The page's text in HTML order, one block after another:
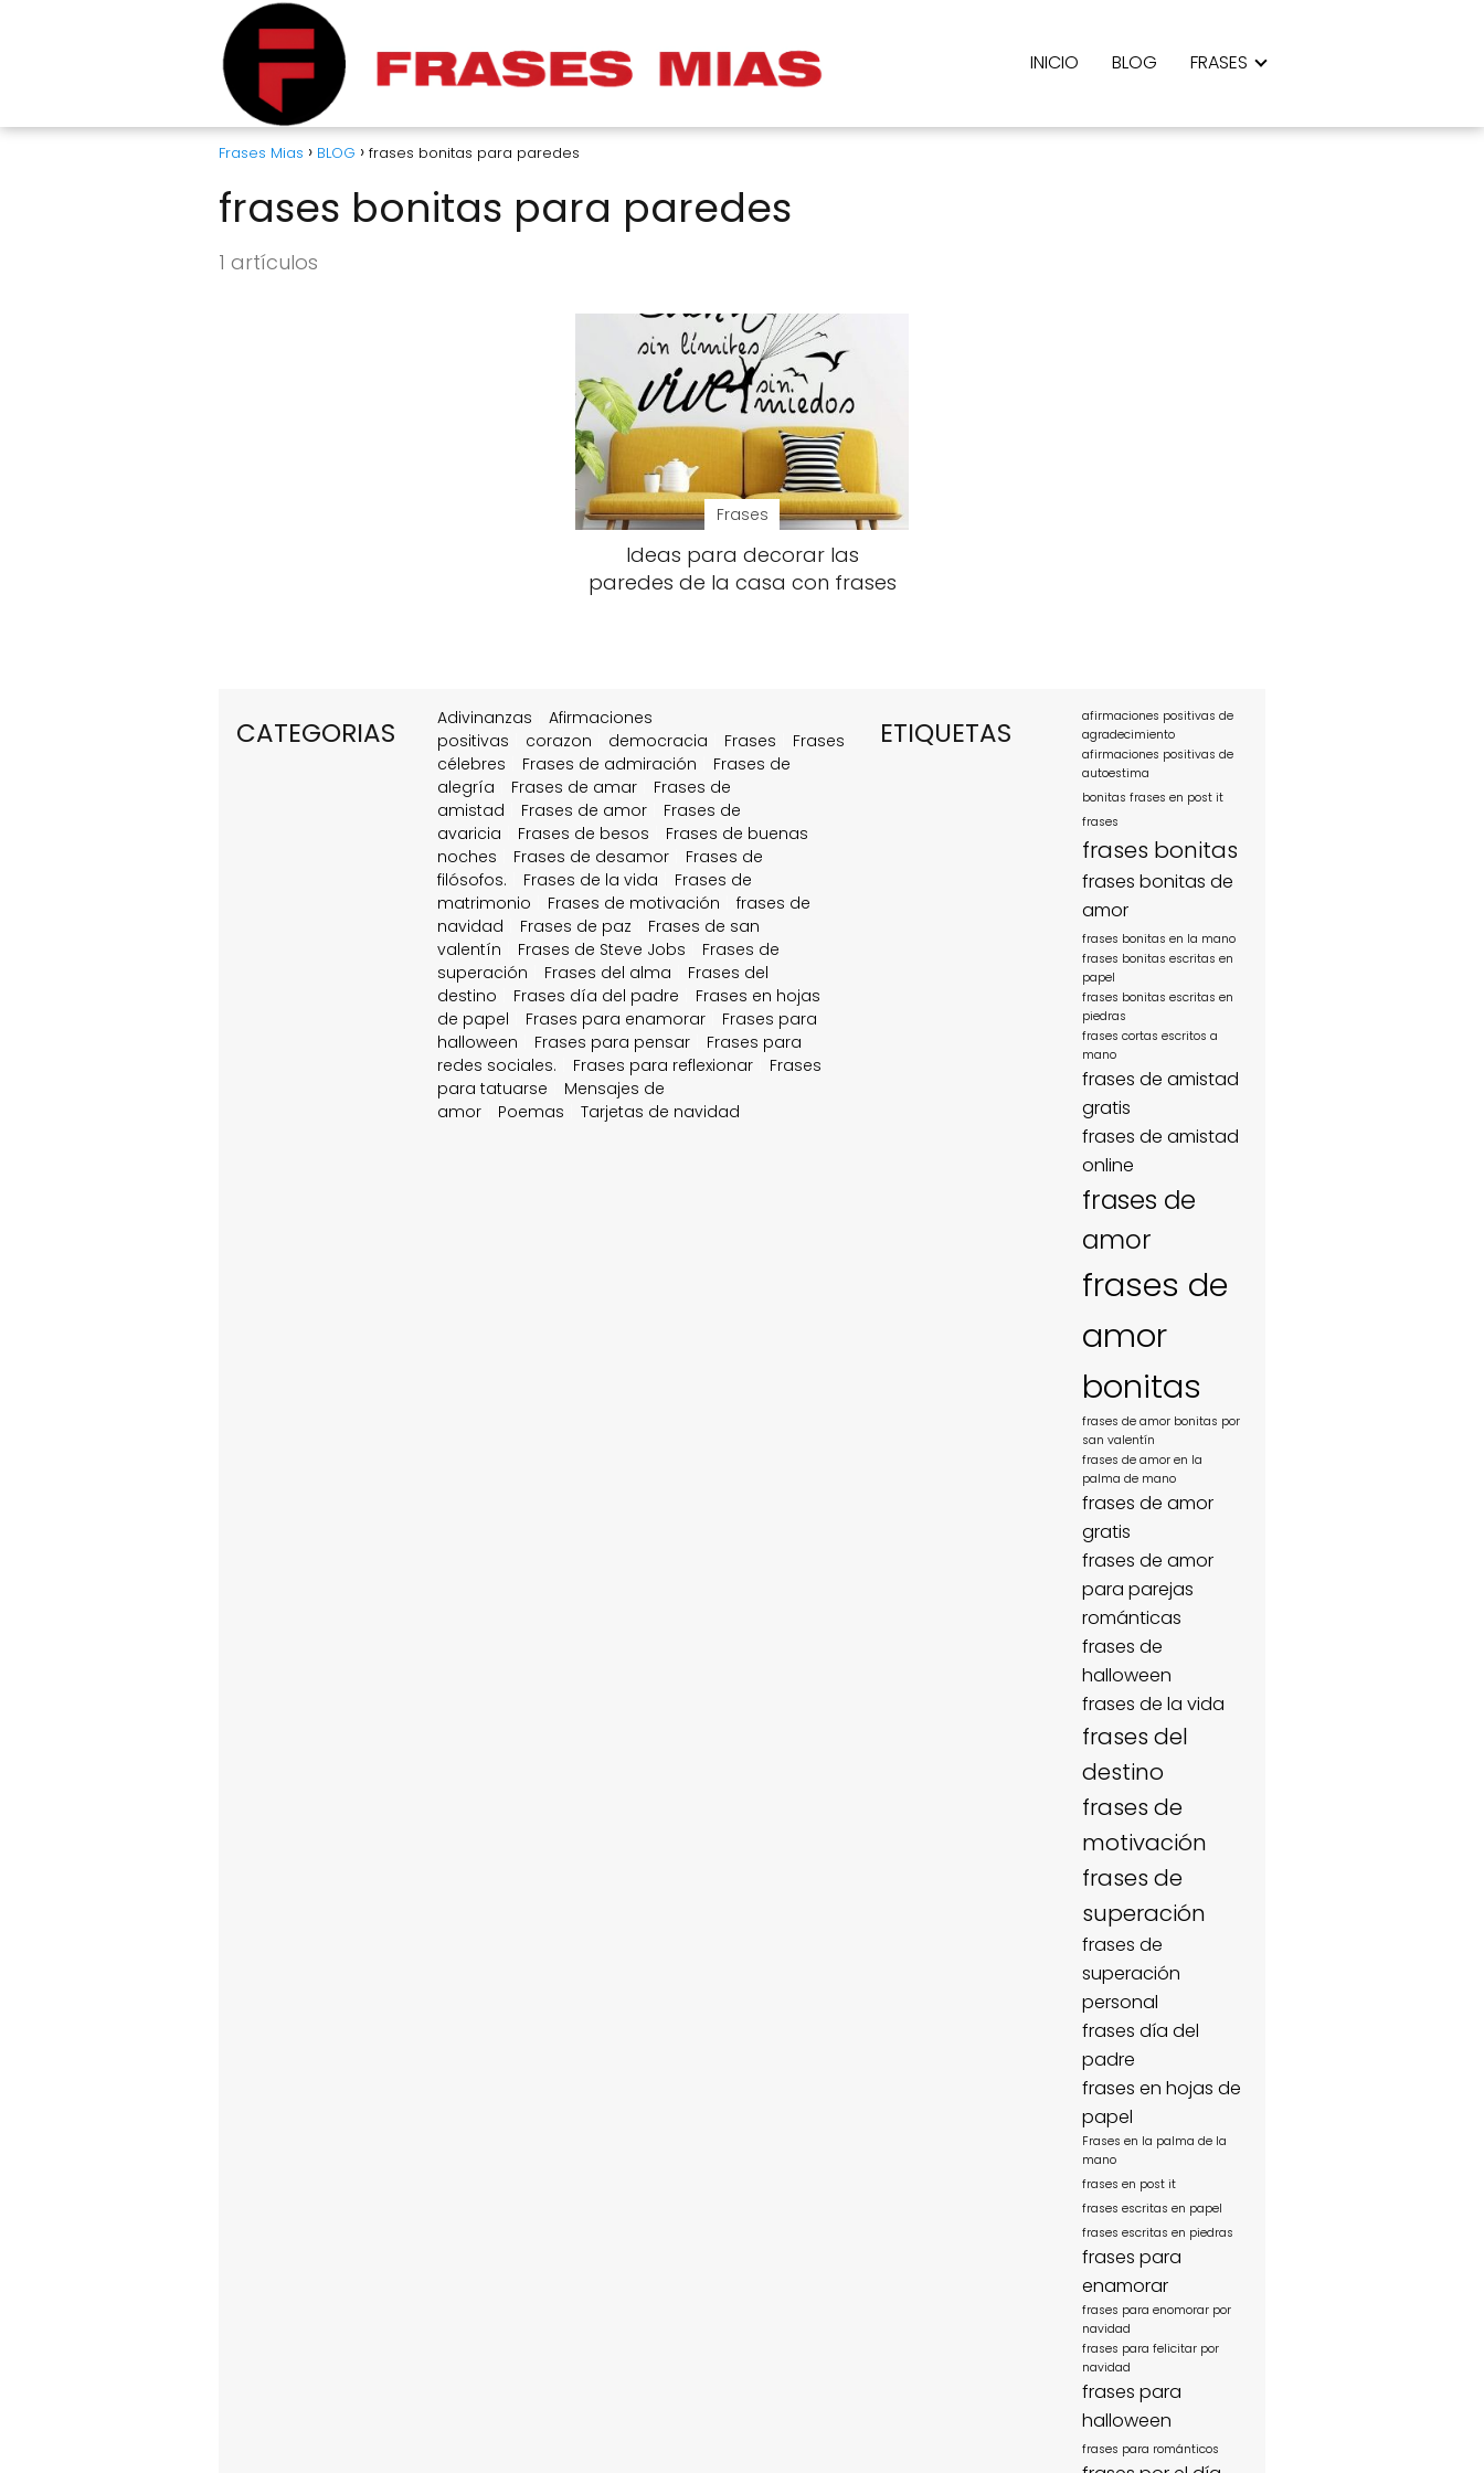
INICIO BLOG FRASES
Frases Mias BLOG frases bonitas para paredes
frases bonitas para paredes
1 artículos
Frases
Ideas para decorar las
paredes de la casa con frases
CATEGORIAS Adivinanzas
Afirmaciones
positivas
corazon democracia Frases
Frases
célebres
Frases de admiración
Frases de
alegría
Frases de amar
Frases de
amistad
Frases de amor
Frases de
avaricia
Frases de besos
Frases de buenas
noches
Frases de desamor
Frases de
filósofos.
Frases de la vida
Frases de
matrimonio
Frases de motivación
frases de
navidad
Frases de paz
Frases de san
valentín
Frases de Steve Jobs
Frases de
superación
Frases del alma
Frases del
destino
Frases día del padre
Frases en hojas
de papel
Frases para enamorar
Frases para
halloween
Frases para pensar
Frases para
redes sociales.
Frases para reflexionar
Frases
para tatuarse
Mensajes de
amor
Poemas Tarjetas de navidad
ETIQUETAS
afirmaciones positivas de
agradecimiento
afirmaciones positivas de
autoestima
bonitas frases en post it
frases
frases bonitas
frases bonitas de
amor
frases bonitas en la mano
frases bonitas escritas en
papel
frases bonitas escritas en
piedras
frases cortas escritos a
mano
frases de amistad
gratis
frases de amistad
online
frases de
amor
frases de
amor
bonitas
frases de amor bonitas por
san valentín
frases de amor en la
palma de mano
frases de amor
gratis
frases de amor
para parejas
románticas
frases de
halloween
frases de la vida
frases del
destino
frases de
motivación
frases de
superación
frases de
superación
personal
frases día del
padre
frases en hojas de
papel
Frases en la palma de la
mano
frases en post it
frases escritas en papel
frases escritas en piedras
frases para
enamorar
frases para enomorar por
navidad
frases para felicitar por
navidad
frases para
halloween
frases para románticos